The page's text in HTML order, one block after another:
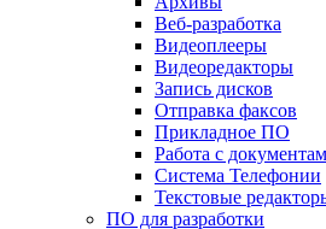
Веб-разработка
Видеоплееры
Видеоредакторы
Запись дисков
Отправка факсов
Прикладное ПО
Работа с
Система Телефонии
Текстовые
ПО для разработки